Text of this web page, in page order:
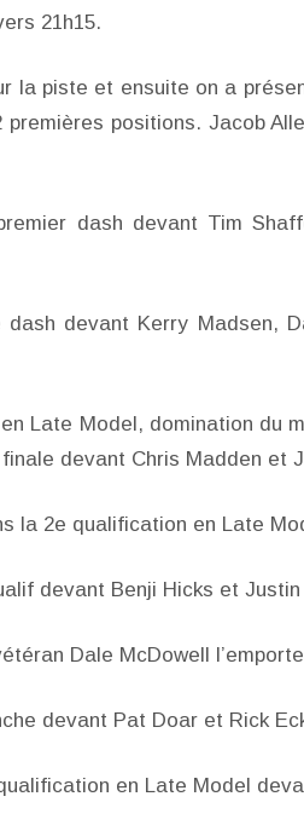
21h15.
la piste et ensuite on a
positions. Jacob
dash devant Tim
devant Kerry Madsen,
Late Model, domination du
devant Chris Madden et
la 2e qualification en Late
devant Benji Hicks et
Dale McDowell
devant Pat Doar et Rick
en Late Model